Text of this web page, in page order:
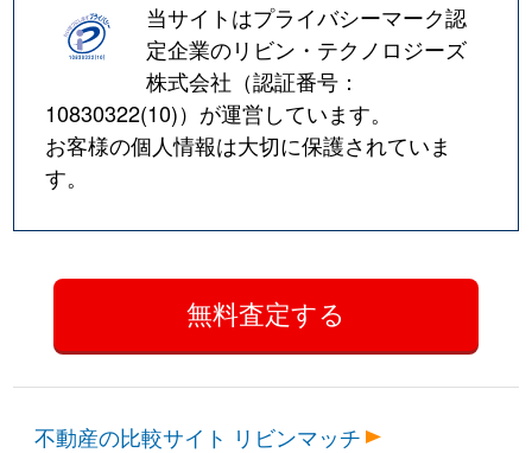
当サイトはプライバシーマーク認
定企業のリビン・テクノロジーズ
株式会社（認証番号：
10830322(10)）が運営しています。
お客様の個人情報は大切に保護されていま
す。
不動産の比較サイト リビンマッチ